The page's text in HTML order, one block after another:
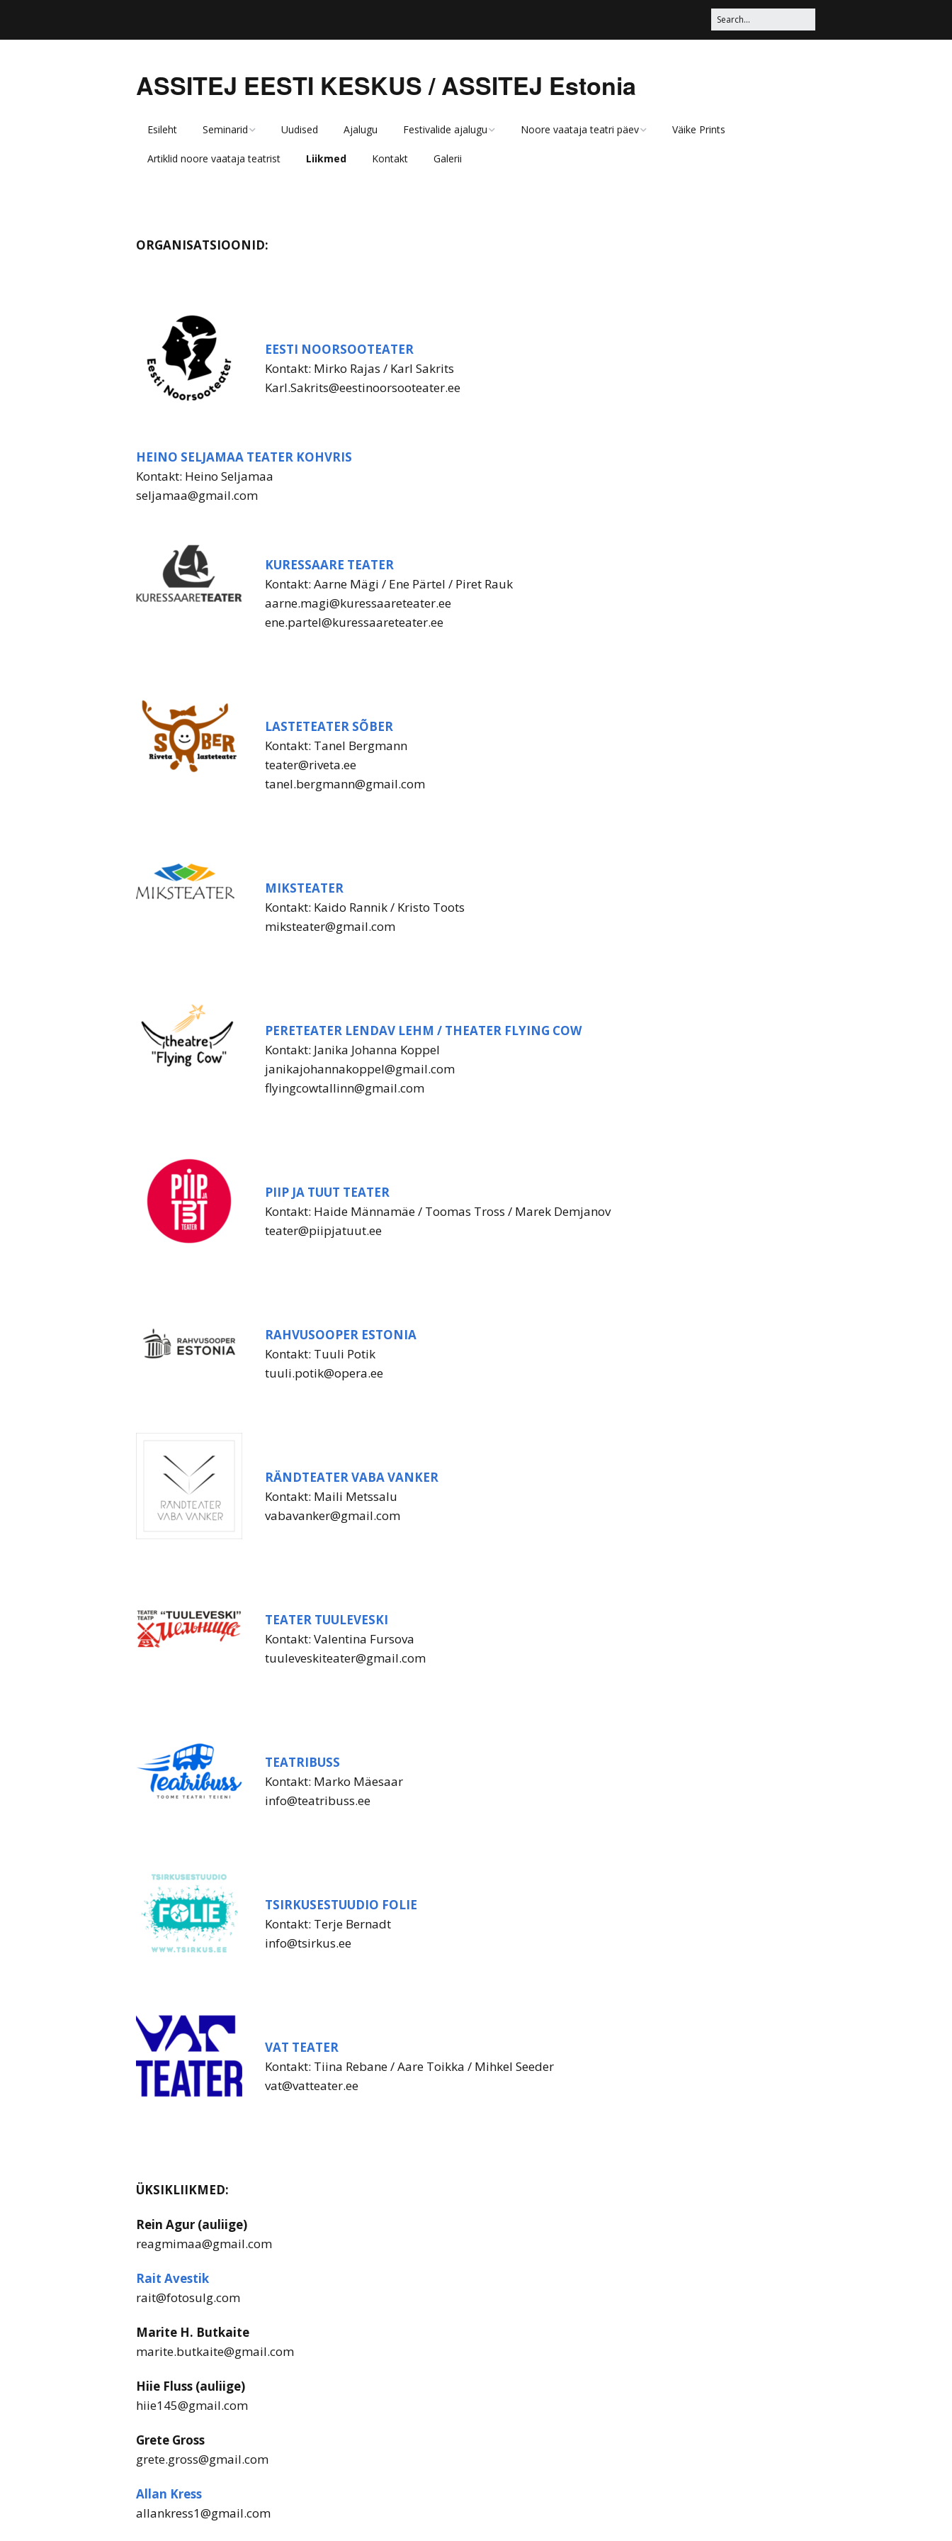
ASSITEJ EESTI KESKUS / ASSITEJ Estonia
Esileht Seminarid
Teatrisäde kooli
Uudised Ajalugu Festivalide ajalugu
NAKS 2022
Teater noorele
Teater noorele
Noore vaataja teatri päev Väike Prints
Artiklid noore vaataja teatrist Liikmed Kontakt Galerii
ORGANISATSIOONID:
EESTI NOORSOOTEATER
Kontakt: Mirko Rajas / Karl Sakrits
Karl.Sakrits@eestinoorsooteater.ee
HEINO SELJAMAA TEATER KOHVRIS
Kontakt: Heino Seljamaa
seljamaa@gmail.com
KURESSAARE TEATER
Kontakt: Aarne Mägi / Ene Pärtel / Piret Rauk
aarne.magi@kuressaareteater.ee
ene.partel@kuressaareteater.ee
LASTETEATER SÕBER
Kontakt: Tanel Bergmann
teater@riveta.ee
tanel.bergmann@gmail.com
MIKSTEATER
Kontakt: Kaido Rannik / Kristo Toots
miksteater@gmail.com
PERETEATER LENDAV LEHM / THEATER FLYING COW
Kontakt: Janika Johanna Koppel
janikajohannakoppel@gmail.com
flyingcowtallinn@gmail.com
PIIP JA TUUT TEATER
Kontakt: Haide Männamäe / Toomas Tross / Marek Demjanov
teater@piipjatuut.ee
RAHVUSOOPER ESTONIA
Kontakt: Tuuli Potik
tuuli.potik@opera.ee
RÄNDTEATER VABA VANKER
Kontakt: Maili Metssalu
vabavanker@gmail.com
TEATER TUULEVESKI
Kontakt: Valentina Fursova
tuuleveskiteater@gmail.com
TEATRIBUSS
Kontakt: Marko Mäesaar
info@teatribuss.ee
TSIRKUSESTUUDIO FOLIE
Kontakt: Terje Bernadt
info@tsirkus.ee
VAT TEATER
Kontakt: Tiina Rebane / Aare Toikka / Mihkel Seeder
vat@vatteater.ee
ÜKSIKLIIKMED:
Rein Agur (auliige)
reagmimaa@gmail.com
Rait Avestik
rait@fotosulg.com
Marite H. Butkaite
marite.butkaite@gmail.com
Hiie Fluss (auliige)
hiie145@gmail.com
Grete Gross
grete.gross@gmail.com
Allan Kress
allankress1@gmail.com